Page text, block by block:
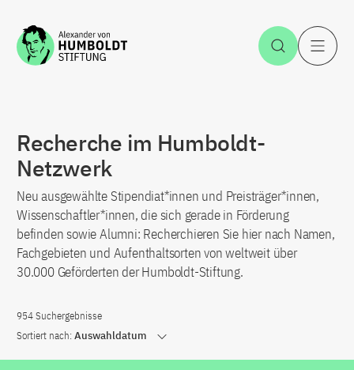
Zum Inhalt springen Suche
Recherche im Humboldt-
Netzwerk
Neu ausgewählte Stipendiat*innen und Preisträger*innen,
Wissenschaftler*innen, die sich gerade in Förderung
befinden sowie Alumni: Recherchieren Sie hier nach Namen,
Fachgebieten und Aufenthaltsorten von weltweit über
30.000 Geförderten der Humboldt-Stiftung.
954 Suchergebnisse
Sortiert nach: Auswahldatum